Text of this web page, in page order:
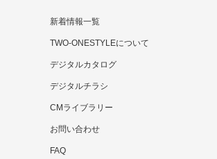
新着情報一覧
TWO-ONESTYLEについて
デジタルカタログ
デジタルチラシ
CMライブラリー
お問い合わせ
FAQ